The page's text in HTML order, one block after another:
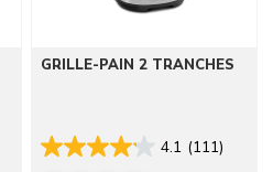
GRILLE-PAIN 2 TRANCHES
4.1 (111)